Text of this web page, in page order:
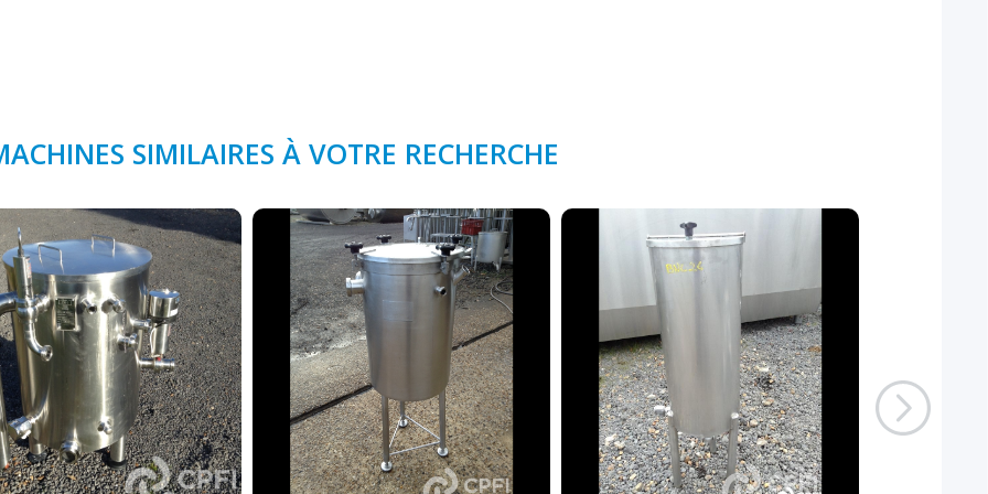
SIMILAIRES À VOTRE RECHERCHE